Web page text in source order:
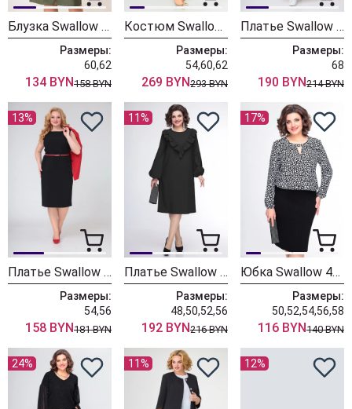
Блузка Swallow 595 черный
Размеры:
60,62
134 BYN158 BYN
Костюм Swallow 603 черный, олива
Размеры:
54,60,62
269 BYN293 BYN
Платье Swallow 496 черный
Размеры:
68
190 BYN214 BYN
13%
Платье Swallow 485 черный
Размеры:
54,56
158 BYN181 BYN
11%
Платье Swallow 440 черный
Размеры:
48,50,52,56
192 BYN216 BYN
17%
Юбка Swallow 437 черный
Размеры:
50,52,54,56,58
116 BYN140 BYN
24% 11% 12%